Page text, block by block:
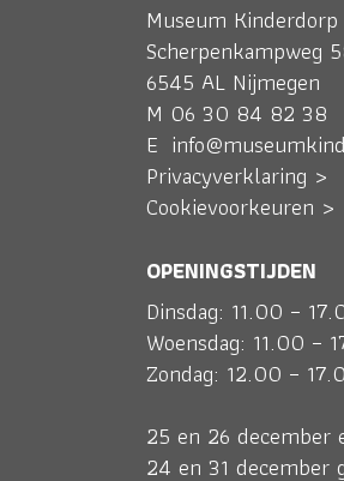
Museum
Scherpenkampweg
6545 AL Nijmegen
M 06 30 84 82 38
E
Privacyverklaring >
Cookievoorkeuren >
OPENINGSTIJDEN
Dinsdag: 11.00 –
Woensdag: 11.00 –
Zondag: 12.00 –
25 en 26 december
24 en 31 december